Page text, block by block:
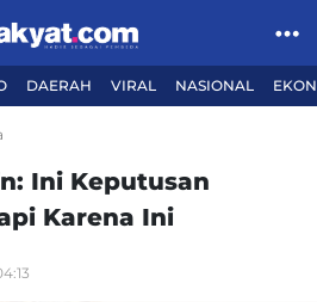
DAERAH VIRAL NASIONAL
Ini Keputusan
Karena Ini